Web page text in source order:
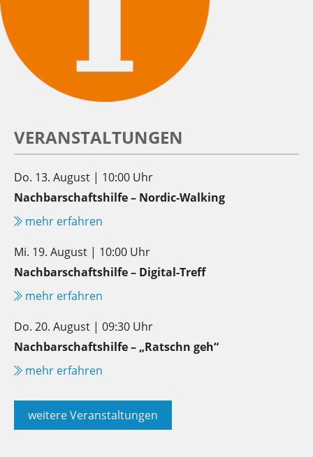
VERANSTALTUNGEN
Do. 13. August | 10:00 Uhr
Nachbarschaftshilfe – Nordic-Walking
mehr erfahren
Mi. 19. August | 10:00 Uhr
Nachbarschaftshilfe – Digital-Treff
mehr erfahren
Do. 20. August | 09:30 Uhr
Nachbarschaftshilfe – „Ratschn geh“
mehr erfahren
weitere Veranstaltungen